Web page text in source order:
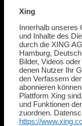
Xing
Innerhalb unseres
und Inhalte des
durch die XING
Hamburg,
Bilder, Videos
denen Nutzer Ihr
den Verfassern
abonnieren
Plattform Xing
und Funktionen
zuordnen.
https://